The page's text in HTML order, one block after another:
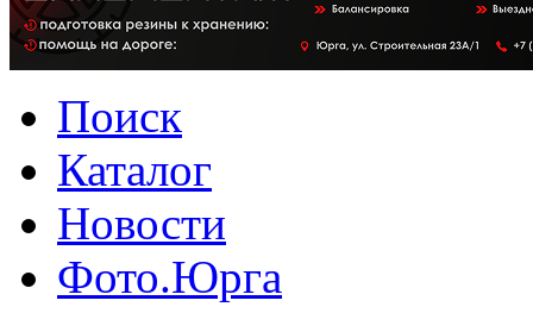
Поиск
Каталог
Новости
Фото.Юрга